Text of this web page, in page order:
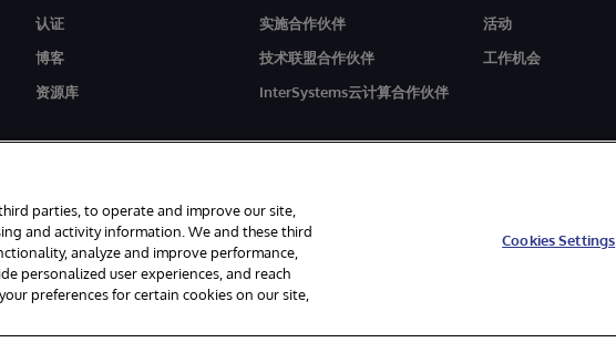
认证
博客
资源库
实施合作伙伴
技术联盟合作伙伴
InterSystems云计算合作伙伴
活动
工作机会
限公司 版权所有。京ICP备2021005331号 通知/条款和条件
parties, to operate and improve our site,
and activity information. We and these third
analyze and improve performance,
personalized user experiences, and reach
preferences for certain cookies on our site,
Cookies Settings